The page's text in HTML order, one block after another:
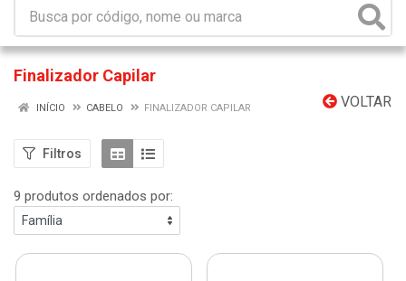
Finalizador Capilar
VOLTAR
INÍCIO CABELO FINALIZADOR CAPILAR
Filtros
9 produtos ordenados por: